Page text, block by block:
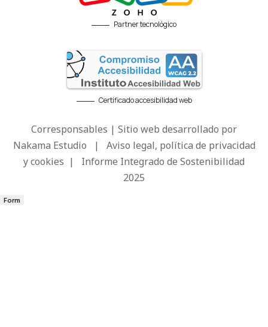
Partner tecnológico
Certificado accesibilidad web
Corresponsables | Sitio web desarrollado por
Nakama Estudio | Aviso legal, política de privacidad
y cookies | Informe Integrado de Sostenibilidad
2025
Form